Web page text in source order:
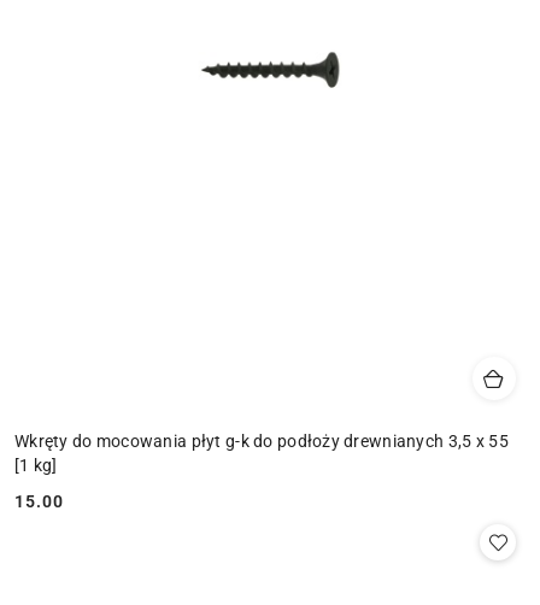
Wkręty do mocowania płyt g-k do podłoży drewnianych 3,5 x 55
[1 kg]
Cena:
15.00